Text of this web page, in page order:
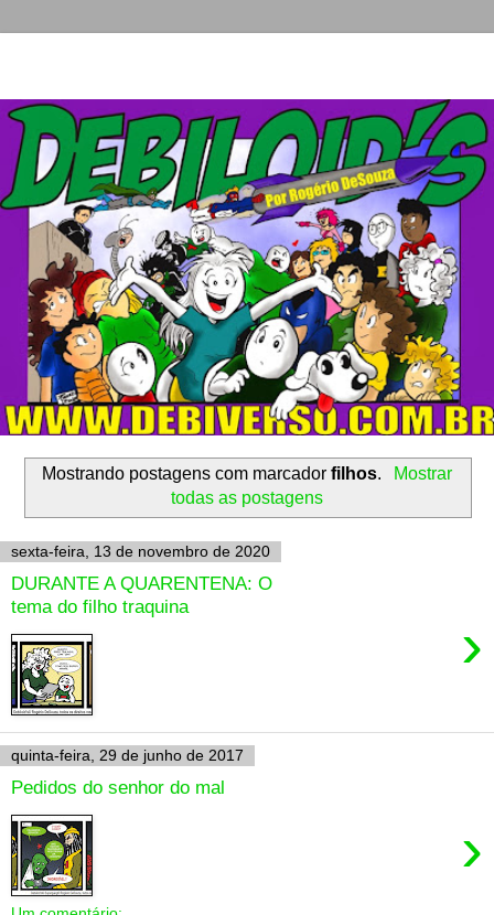
Mostrando postagens com marcadorfilhos.
Mostrar
todas as postagens
sexta-feira, 13 de novembro de 2020
DURANTE A QUARENTENA: O
tema do filho traquina
›
quinta-feira, 29 de junho de 2017
Pedidos do senhor do mal
›